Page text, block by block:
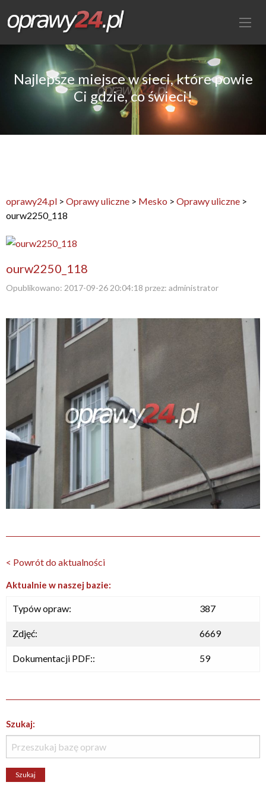
Najlepsze miejsce w sieci, które powie
Ci gdzie, co świeci!
oprawy24.pl > Oprawy uliczne > Mesko > Oprawy uliczne >
ourw2250_118
ourw2250_118
Opublikowano: 2017-09-26 20:04:18 przez: administrator
< Powrót do aktualności
Aktualnie w naszej bazie:
Typów opraw: 387
Zdjęć: 6669
Dokumentacji PDF:: 59
Szukaj: